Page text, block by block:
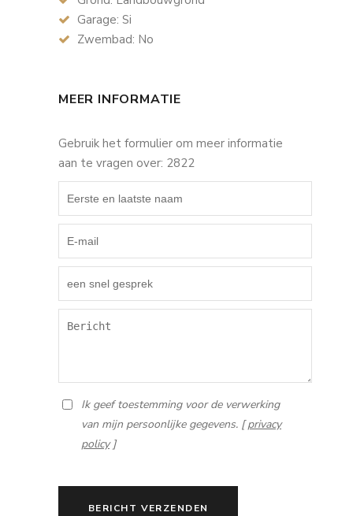
Garage: Si
Zwembad: No
MEER INFORMATIE
Gebruik het formulier om meer informatie
aan te vragen over: 2822
Ik geef toestemming voor de verwerking
van mijn persoonlijke gegevens. [privacy
policy]
BERICHT VERZENDEN